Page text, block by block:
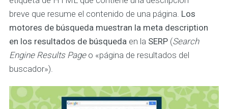
breve que resume el contenido de una página. Los
motores de búsqueda muestran la meta description
en los resultados de búsquedaen la SERP(Search
Engine Results Page o «página de resultados del
buscador»).